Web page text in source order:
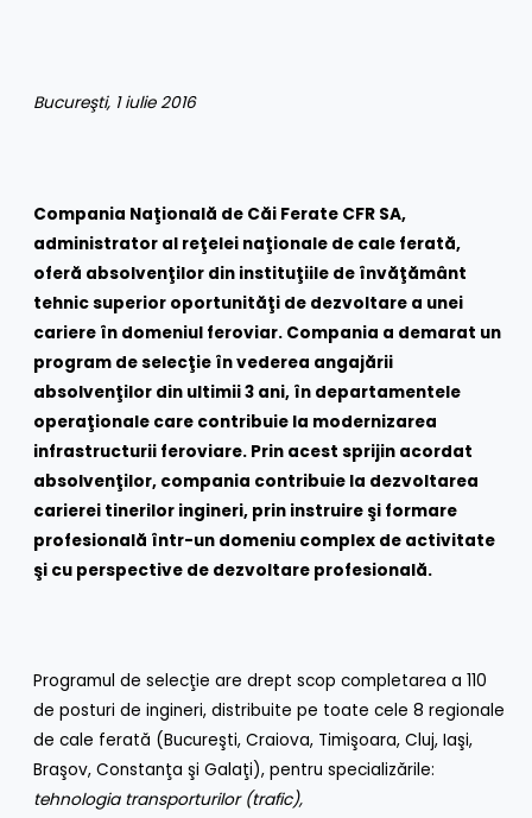
Bucureşti, 1 iulie 2016
Compania Naţională de Căi Ferate CFR SA,
administrator al reţelei naţionale de cale ferată,
oferă absolvenţilor din instituţiile de învăţământ
tehnic superior oportunităţi de dezvoltare a unei
cariere în domeniul feroviar. Compania a demarat un
program de selecţie în vederea angajării
absolvenţilor din ultimii 3 ani, în departamentele
operaţionale care contribuie la modernizarea
infrastructurii feroviare. Prin acest sprijin acordat
absolvenţilor, compania contribuie la dezvoltarea
carierei tinerilor ingineri, prin instruire şi formare
profesională într-un domeniu complex de activitate
şi cu perspective de dezvoltare profesională.
Programul de selecţie are drept scop completarea a 110
de posturi de ingineri, distribuite pe toate cele 8 regionale
de cale ferată (Bucureşti, Craiova, Timişoara, Cluj, Iaşi,
Braşov, Constanţa şi Galaţi), pentru specializările:
tehnologia transporturilor (trafic),